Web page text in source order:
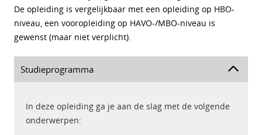
De opleiding is vergelijkbaar met een opleiding op HBO-
niveau, een vooropleiding op HAVO-/MBO-niveau is
gewenst (maar niet verplicht).
Studieprogramma
In deze opleiding ga je aan de slag met de volgende
onderwerpen: